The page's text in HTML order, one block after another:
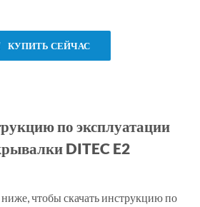
КУПИТЬ СЕЙЧАС
по эксплуатации
DITEC E2
чтобы скачать инструкцию по